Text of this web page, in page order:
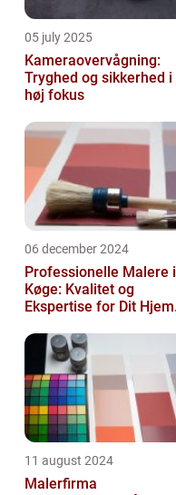
05 july 2025
Kameraovervågning:
Tryghed og sikkerhed i
høj fokus
06 december 2024
Professionelle Malere i
Køge: Kvalitet og
Ekspertise for Dit Hjem
11 august 2024
Malerfirma